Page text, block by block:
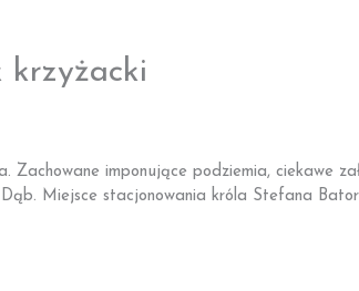
krzyżacki
Zachowane imponujące podziemia, ciekawe
Miejsce stacjonowania króla Stefana